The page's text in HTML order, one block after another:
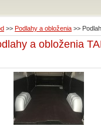
>> Podlahy a obloženia >>
a obloženia